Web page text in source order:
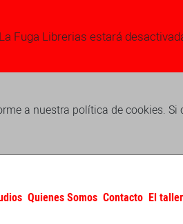
Fuga Librerias estará
a nuestra política de cookies.
Quienes Somos Contacto El taller